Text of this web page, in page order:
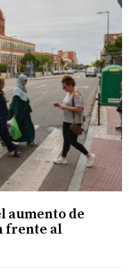
aumento de
frente al